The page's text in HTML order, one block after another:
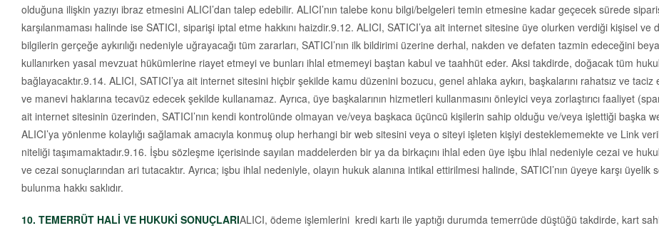
olduğuna ilişkin yazıyı ibraz etmesini ALICI’dan talep edebilir. ALICI’nın talebe konu bilgi/belgeleri temin etmesine kadar geçecek sürede
karşılanmaması halinde ise SATICI, siparişi iptal etme hakkını haizdir.9.12. ALICI, SATICI’ya ait internet sitesine üye olurken verdiği kişisel
bilgilerin gerçeğe aykırılığı nedeniyle uğrayacağı tüm zararları, SATICI’nın ilk bildirimi üzerine derhal, nakden ve defaten tazmin edeceğini
kullanırken yasal mevzuat hükümlerine riayet etmeyi ve bunları ihlal etmemeyi baştan kabul ve taahhüt eder. Aksi takdirde, doğacak tüm
bağlayacaktır.9.14. ALICI, SATICI’ya ait internet sitesini hiçbir şekilde kamu düzenini bozucu, genel ahlaka aykırı, başkalarını rahatsız ve
ve manevi haklarına tecavüz edecek şekilde kullanamaz. Ayrıca, üye başkalarının hizmetleri kullanmasını önleyici veya zorlaştırıcı faaliyet
ait internet sitesinin üzerinden, SATICI’nın kendi kontrolünde olmayan ve/veya başkaca üçüncü kişilerin sahip olduğu ve/veya işlettiği başka
ALICI’ya yönlenme kolaylığı sağlamak amacıyla konmuş olup herhangi bir web sitesini veya o siteyi işleten kişiyi desteklememekte ve Link
niteliği taşımamaktadır.9.16. İşbu sözleşme içerisinde sayılan maddelerden bir ya da birkaçını ihlal eden üye işbu ihlal nedeniyle cezai ve
ve cezai sonuçlarından ari tutacaktır. Ayrıca; işbu ihlal nedeniyle, olayın hukuk alanına intikal ettirilmesi halinde, SATICI’nın üyeye karşı
bulunma hakkı saklıdır.
10. TEMERRÜT HALİ VE HUKUKİ SONUÇLARIALICI, ödeme işlemlerini kredi kartı ile yaptığı durumda temerrüde düştüğü takdirde, kart